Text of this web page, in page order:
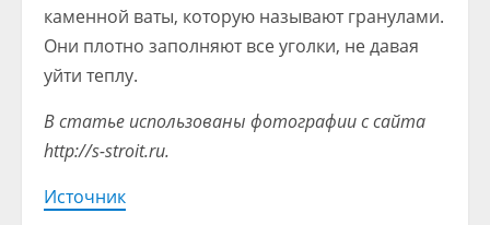
каменной ваты, которую называют гранулами.
Они плотно заполняют все уголки, не давая
уйти теплу.
В статье использованы фотографии с сайта
http://s-stroit.ru.
Источник